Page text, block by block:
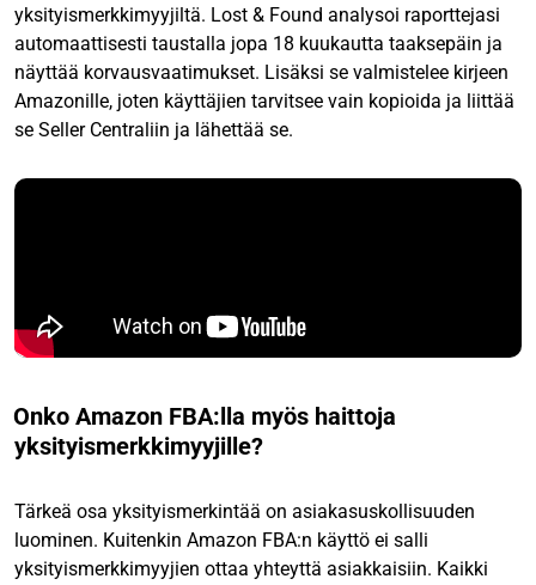
yksityismerkkimyyjiltä. Lost & Found analysoi raporttejasi
automaattisesti taustalla jopa 18 kuukautta taaksepäin ja
näyttää korvausvaatimukset. Lisäksi se valmistelee kirjeen
Amazonille, joten käyttäjien tarvitsee vain kopioida ja liittää
se Seller Centraliin ja lähettää se.
Onko Amazon FBA:lla myös haittoja
yksityismerkkimyyjille?
Tärkeä osa yksityismerkintää on asiakasuskollisuuden
luominen. Kuitenkin Amazon FBA:n käyttö ei salli
yksityismerkkimyyjien ottaa yhteyttä asiakkaisiin. Kaikki